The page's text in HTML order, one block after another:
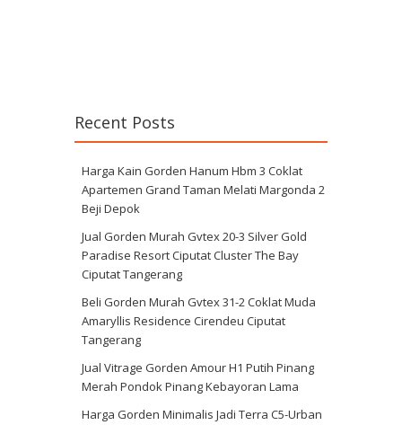
Recent Posts
Harga Kain Gorden Hanum Hbm 3 Coklat
Apartemen Grand Taman Melati Margonda 2
Beji Depok
Jual Gorden Murah Gvtex 20-3 Silver Gold
Paradise Resort Ciputat Cluster The Bay
Ciputat Tangerang
Beli Gorden Murah Gvtex 31-2 Coklat Muda
Amaryllis Residence Cirendeu Ciputat
Tangerang
Jual Vitrage Gorden Amour H1 Putih Pinang
Merah Pondok Pinang Kebayoran Lama
Harga Gorden Minimalis Jadi Terra C5-Urban